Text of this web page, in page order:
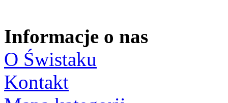
Informacje o nas
O Świstaku
Kontakt